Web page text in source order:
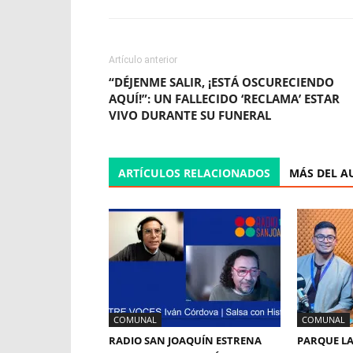
Artículo anterior
“DÉJENME SALIR, ¡ESTÁ OSCURECIENDO
AQUÍ!”: UN FALLECIDO ‘RECLAMA’ ESTAR
VIVO DURANTE SU FUNERAL
ARTÍCULOS RELACIONADOS MÁS DEL
COMUNAL
RADIO SAN JOAQUÍN ESTRENA
COMUNAL
PARQUE